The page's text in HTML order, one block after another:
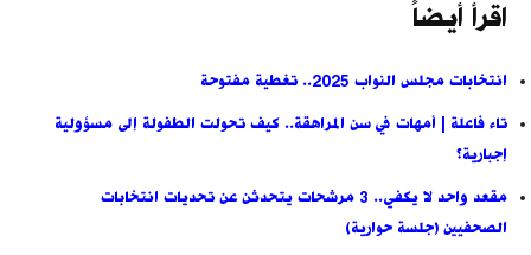
اقرأ أيضاً
انتخابات مجلس النواب 2025.. تغطية مفتوحة
تاء فاعلة | أمهات في سن المراهقة.. كيف تحولت الطفولة إلى مسؤولية
إجبارية؟
مقعد واحد لا يكفي.. 3 مرشحات يتحدثن عن تحديات انتخابات
الصحفيين (جلسة حوارية)